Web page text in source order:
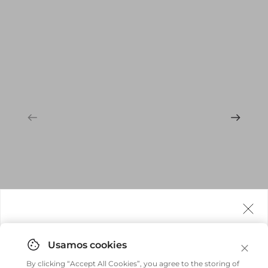
By clicking “Accept All Cookies”, you agree to the storing of